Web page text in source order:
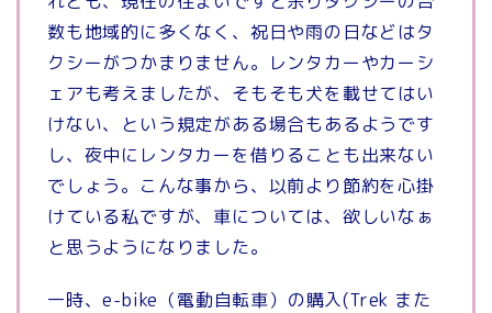
数も地域的に多くなく、祝日や雨の日などはタ
クシーがつかまりません。レンタカーやカーシ
ェアも考えましたが、そもそも犬を載せてはい
けない、という規定がある場合もあるようです
し、夜中にレンタカーを借りることも出来ない
でしょう。こんな事から、以前より節約を心掛
けている私ですが、車については、欲しいなぁ
と思うようになりました。
一時、e-bike（電動自転車）の購入(Trek また